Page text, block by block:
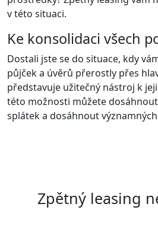
v této situaci.
Ke konsolidaci všech
Dostali jste se do situace, kdy
půjček a úvěrů přerostly přes
představuje užitečný nástroj k
této možnosti můžete
splátek a dosáhnout
Zpětný leasing